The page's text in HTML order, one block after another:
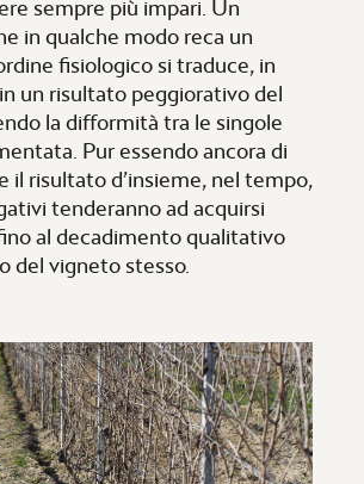
sempre più impari. Un
in qualche modo reca un
fisiologico si traduce, in
un risultato peggiorativo del
la difformità tra le singole
Pur essendo ancora di
il risultato d’insieme, nel tempo,
tenderanno ad acquirsi
al decadimento qualitativo
del vigneto stesso.